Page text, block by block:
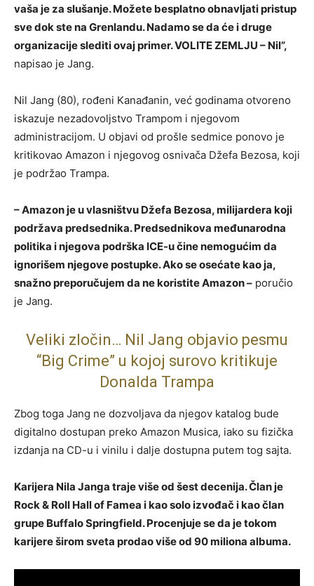
vaša je za slušanje. Možete besplatno obnavljati pristup
sve dok ste na Grenlandu. Nadamo se da će i druge
organizacije slediti ovaj primer. VOLITE ZEMLJU – Nil”,
napisao je Jang.
Nil Jang (80), rođeni Kanađanin, već godinama otvoreno
iskazuje nezadovoljstvo Trampom i njegovom
administracijom. U objavi od prošle sedmice ponovo je
kritikovao Amazon i njegovog osnivača Džefa Bezosa, koji
je podržao Trampa.
– Amazon je u vlasništvu Džefa Bezosa, milijardera koji
podržava predsednika. Predsednikova međunarodna
politika i njegova podrška ICE-u čine nemogućim da
ignorišem njegove postupke. Ako se osećate kao ja,
snažno preporučujem da ne koristite Amazon – poručio
je Jang.
Veliki zločin… Nil Jang objavio pesmu
“Big Crime” u kojoj surovo kritikuje
Donalda Trampa
Zbog toga Jang ne dozvoljava da njegov katalog bude
digitalno dostupan preko Amazon Musica, iako su fizička
izdanja na CD-u i vinilu i dalje dostupna putem tog sajta.
Karijera Nila Janga traje više od šest decenija. Član je
Rock & Roll Hall of Famea i kao solo izvođač i kao član
grupe Buffalo Springfield. Procenjuje se da je tokom
karijere širom sveta prodao više od 90 miliona albuma.